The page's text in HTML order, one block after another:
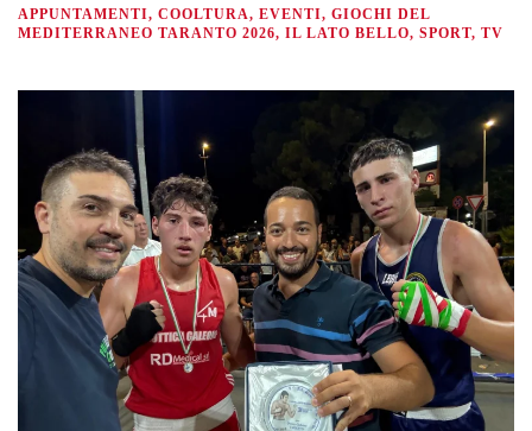
APPUNTAMENTI, COOLTURA, EVENTI, GIOCHI DEL
MEDITERRANEO TARANTO 2026, IL LATO BELLO, SPORT, TV